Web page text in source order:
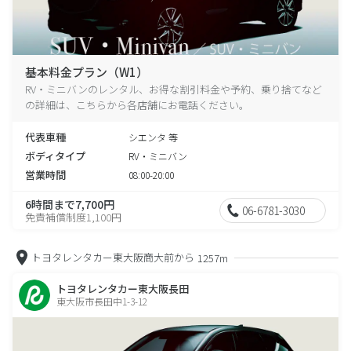
基本料金プラン（W1）
RV・ミニバンのレンタル、お得な割引料金や予約、乗り捨てなど
の詳細は、こちらから各店舗にお電話ください。
代表車種 シエンタ 等
ボディタイプ RV・ミニバン
営業時間 08:00-20:00
6時間まで7,700円
免責補償制度1,100円 06-6781-3030
トヨタレンタカー東大阪商大前から 1257m
トヨタレンタカー東大阪長田
東大阪市長田中1-3-12